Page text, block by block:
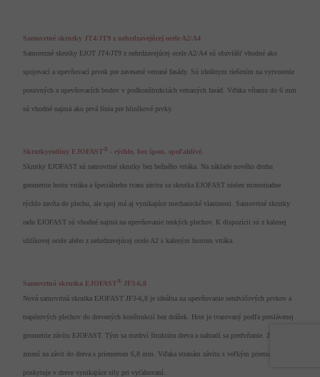
Samovrtné skrutky JT4/JT9 z nehrdzavejúcej ocele A2/A4
Samorezné skrutky EJOT JT4/JT9 z nehrdzavejúcej ocele A2/A4 sú obzvlášť vhodné ako
spojovací a upevňovací prvok pre zavesené vetrané fasády. Sú ideálnym riešením na vytvorenie
posuvných a upevňovacích bodov v podkonštrukciách vetraných fasád. Vďaka vŕtaniu do 6 mm
sú vhodné najmä ako prvá línia pre hliníkové prvky.
Skrutkyrodiny EJOFAST ® - rýchle, bez špon, spoľahlivé.
Skrutky EJOFAST sú samovrtné skrutky bez bežného vrtáka. Na základe nového druhu
geometrie hrotu vrtáka a špeciálneho tvaru závitu sa skrutka EJOFAST nielen mimoriadne
rýchlo zavŕta do plechu, ale spoj má aj vynikajúce mechanické vlastnosti. Samovrtné skrutky
radu EJOFAST sú vhodné najmä na upevňovanie tenkých plechov. K dispozícii sú z kalenej
uhlíkovej ocele alebo z nehrdzavejúcej ocele A2 s kaleným hrotom vrtáka.
Samovrtná skrutka EJOFAST ®
JF3-6,8
Nová samovrtná skrutka EJOFAST JF3-6,8 je ideálna na upevňovanie sendvičových prvkov a
trapézových plechov do drevených konštrukcií bez drážok. Hrot je tvarovaný podľa preslávenej
geometrie závitu EJOFAST. Tým sa rozdrví štruktúra dreva a nahradí sa predvŕtanie. Závit sa
zmení na závit do dreva s priemerom 6,8 mm. Vďaka stranám závitu s veľkým priemerom
poskytuje v dreve vynikajúce sily pri vyťahovaní.